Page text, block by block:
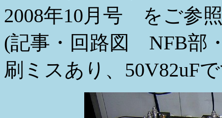
2008年10月号 をご参
(記事・回路図 NFB部
刷ミスあり、50V82uF